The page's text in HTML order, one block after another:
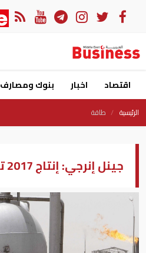
اقتصاد اخبار بنوك ومصارف
الرئيسية طاقة
جينل إنرجي: إنتاج 2017 تراجع 34%